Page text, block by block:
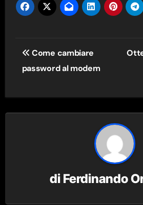
Navigazione
articoli
Come cambiare
password al modem
di Ferdinando